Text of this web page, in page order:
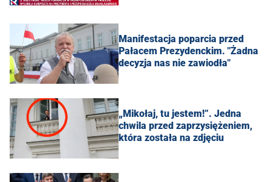
Manifestacja poparcia przed
Pałacem Prezydenckim. "Żadna
decyzja nas nie zawiodła"
„Mikołaj, tu jestem!”. Jedna
chwila przed zaprzysiężeniem,
która została na zdjęciu